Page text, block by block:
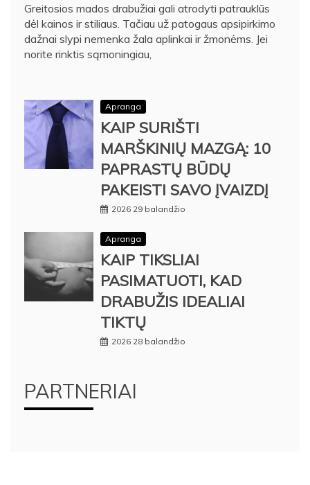
Greitosios mados drabužiai gali atrodyti patrauklūs
dėl kainos ir stiliaus. Tačiau už patogaus apsipirkimo
dažnai slypi nemenka žala aplinkai ir žmonėms. Jei
norite rinktis sąmoningiau,
Apranga
KAIP SURIŠTI
MARŠKINIŲ MAZGĄ: 10
PAPRASTŲ BŪDŲ
PAKEISTI SAVO ĮVAIZDĮ
2026 29 balandžio
Apranga
KAIP TIKSLIAI
PASIMATUOTI, KAD
DRABUŽIS IDEALIAI
TIKTŲ
2026 28 balandžio
PARTNERIAI